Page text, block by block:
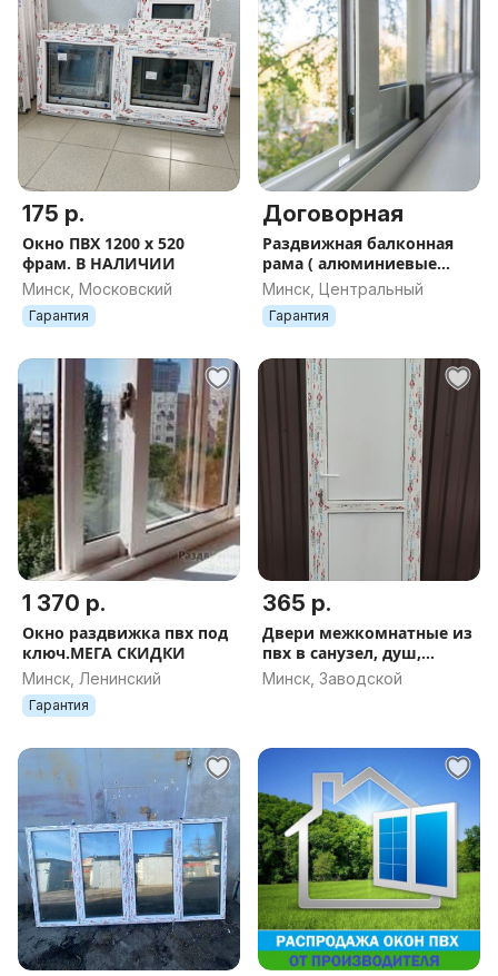
175 р.
Окно ПВХ 1200 х 520
фрам. В НАЛИЧИИ
Минск, Московский
Гарантия
Договорная
Раздвижная балконная
рама ( алюминиевые
раздвижные окна)
Минск, Центральный
Гарантия
1 370 р.
Окно раздвижка пвх под
ключ.МЕГА СКИДКИ
Минск, Ленинский
Гарантия
365 р.
Двери межкомнатные из
пвх в санузел, душ,
ванную комнату.
Минск, Заводской